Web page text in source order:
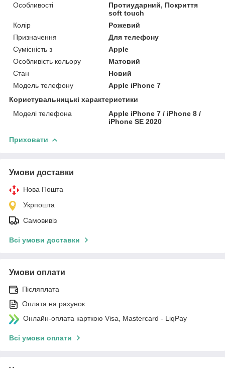
Особливості
Протиударний, Покриття
soft touch
Колір
Рожевий
Призначення
Для телефону
Сумісність з
Apple
Особливість кольору
Матовий
Стан
Новий
Модель телефону
Apple iPhone 7
Користувальницькі характеристики
Моделі телефона
Apple iPhone 7 / iPhone 8 /
iPhone SE 2020
Приховати
Умови доставки
Нова Пошта
Укрпошта
Самовивіз
Всі умови доставки
Умови оплати
Післяплата
Оплата на рахунок
Онлайн-оплата карткою Visa, Mastercard - LiqPay
Всі умови оплати